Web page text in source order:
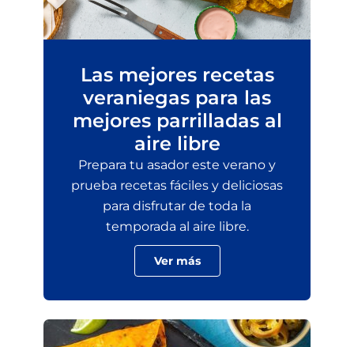
Las mejores recetas
veraniegas para las
mejores parrilladas al
aire libre
Prepara tu asador este verano y
prueba recetas fáciles y deliciosas
para disfrutar de toda la
temporada al aire libre.
Ver más